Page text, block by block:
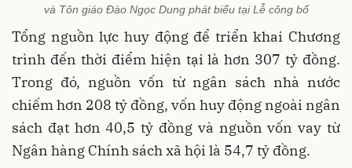
và Tôn giáo Đào Ngọc Dung phát biểu tại Lễ công bố
Tổng nguồn lực huy động để triển khai Chương
trình đến thời điểm hiện tại là hơn 307 tỷ đồng.
Trong đó, nguồn vốn từ ngân sách nhà nước
chiếm hơn 208 tỷ đồng, vốn huy động ngoài ngân
sách đạt hơn 40,5 tỷ đồng và nguồn vốn vay từ
Ngân hàng Chính sách xã hội là 54,7 tỷ đồng.